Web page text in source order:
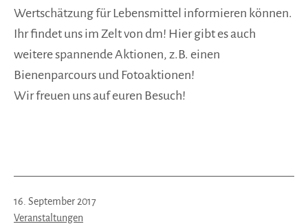
Wertschätzung für Lebensmittel informieren können.
Ihr findet uns im Zelt von dm! Hier gibt es auch
weitere spannende Aktionen, z.B. einen
Bienenparcours und Fotoaktionen!
Wir freuen uns auf euren Besuch!
Veröffentlicht
am
16. September 2017
Kategorisiert
Veranstaltungen